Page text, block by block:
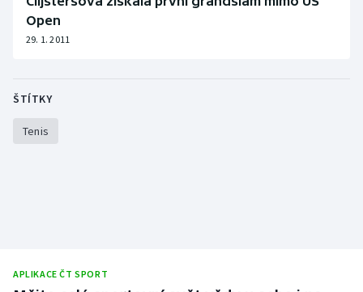
Open
29. 1. 2011
ŠTÍTKY
Tenis
APLIKACE ČT SPORT